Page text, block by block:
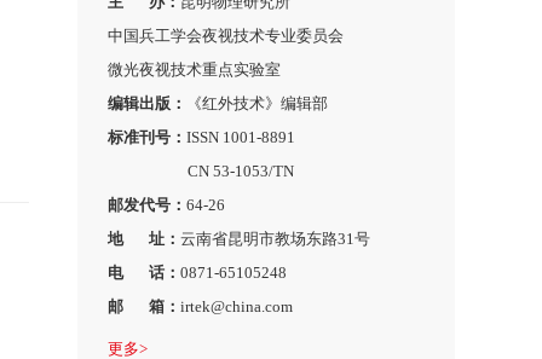
中国兵工学会夜视技术专业委员会
微光夜视技术重点实验室
编辑出版：
《红外技术》编辑部
标准刊号： ISSN 1001-8891
CN 53-1053/TN
邮发代号： 64-26
地 址： 云南省昆明市教场东路31号
电 话： 0871-65105248
邮 箱： irtek@china.com
更多>